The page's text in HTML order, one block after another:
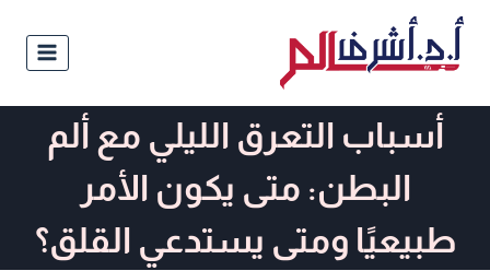
أسباب التعرق الليلي مع ألم
البطن: متى يكون الأمر
طبيعيًا ومتى يستدعي القلق؟